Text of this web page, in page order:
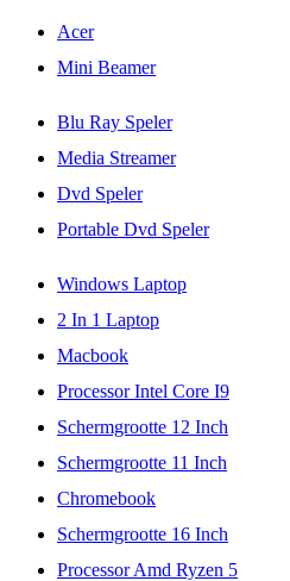
Acer
Mini Beamer
Blu Ray Speler
Media Streamer
Dvd Speler
Portable Dvd Speler
Windows Laptop
2 In 1 Laptop
Macbook
Processor Intel Core I9
Schermgrootte 12 Inch
Schermgrootte 11 Inch
Chromebook
Schermgrootte 16 Inch
Processor Amd Ryzen 5